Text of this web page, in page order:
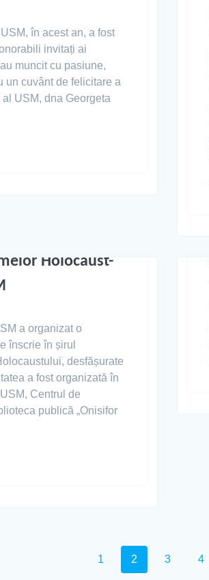
în acest an, a fost
invitați ai
muncit cu pasiune,
un cuvânt de felicitare a
USM, dna Georgeta
Holocaust-
a organizat o
înscrie în șirul
desfășurate
a fost organizată în
Centrul de
publică „Onisifor
1 2 3 4